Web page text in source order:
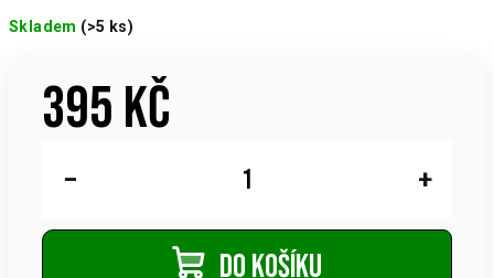
Skladem (>5 ks)
395 Kč
+
−
Do košíku